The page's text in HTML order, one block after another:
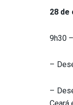
28 de
9h30
–
–